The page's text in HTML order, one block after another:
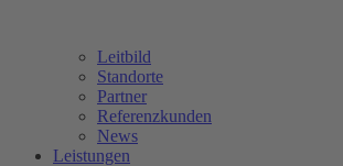
Leitbild
Standorte
Partner
Referenzkunden
News
Leistungen